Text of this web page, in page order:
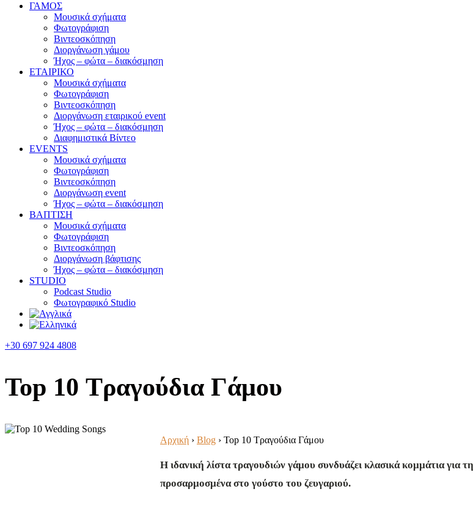
ΓΑΜΟΣ
Μουσικά σχήματα
Φωτογράφιση
Βιντεοσκόπηση
Διοργάνωση γάμου
Ήχος – φώτα – διακόσμηση
ΕΤΑΙΡΙΚΟ
Μουσικά σχήματα
Φωτογράφιση
Βιντεοσκόπηση
Διοργάνωση εταιρικού event
Ήχος – φώτα – διακόσμηση
Διαφημιστικά Βίντεο
EVENTS
Μουσικά σχήματα
Φωτογράφιση
Βιντεοσκόπηση
Διοργάνωση event
Ήχος – φώτα – διακόσμηση
ΒΑΠΤΙΣΗ
Μουσικά σχήματα
Φωτογράφιση
Βιντεοσκόπηση
Διοργάνωση βάφτισης
Ήχος – φώτα – διακόσμηση
STUDIO
Podcast Studio
Φωτογραφικό Studio
+30 697 924 4808
Top 10 Τραγούδια Γάμου
Αρχική › Blog › Top 10 Τραγούδια Γάμου
Η ιδανική λίστα τραγουδιών γάμου συνδυάζει κλασικά κομμάτια για
προσαρμοσμένα στο γούστο του ζευγαριού.